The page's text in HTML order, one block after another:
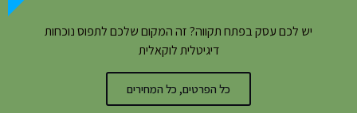
יש לכם עסק בפתח תקווה? זה המקום שלכם לתפוס נוכחות
דיגיטלית לוקאלית
כל הפרטים, כל המחירים